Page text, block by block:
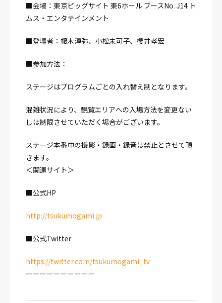
■会場：東京ビッグサイト 東6ホール ブースNo. J14 ト
ムス・エンタテインメント
■登壇者：榎木淳弥、小松未可子、櫻井孝宏
■参加方法：
ステージはプログラムごとの入れ替え制となります。
混雑状況により、観覧エリアへの入場方法を変更ない
しは制限させていただく場合がございます。
ステージ本番中の撮影・録画・録音は禁止とさせて頂
きます。
＜関連サイト＞
■公式HP
http://tsukumogami.jp
■公式Twitter
https://twitter.com/tsukumogami_tv
ーーーーーーーーーー